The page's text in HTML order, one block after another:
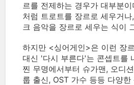
르를 전제하는 경우가 대부분
처럼 트로트를 장르로 세우거
크 음악을 장르로 세우는 식이
하지만 <싱어게인>은 이런 장
대신 '다시 부른다'는 콘셉트를
찐 무명에서부터 슈가맨, 오디
룹 출신, OST 가수 등등 다양한